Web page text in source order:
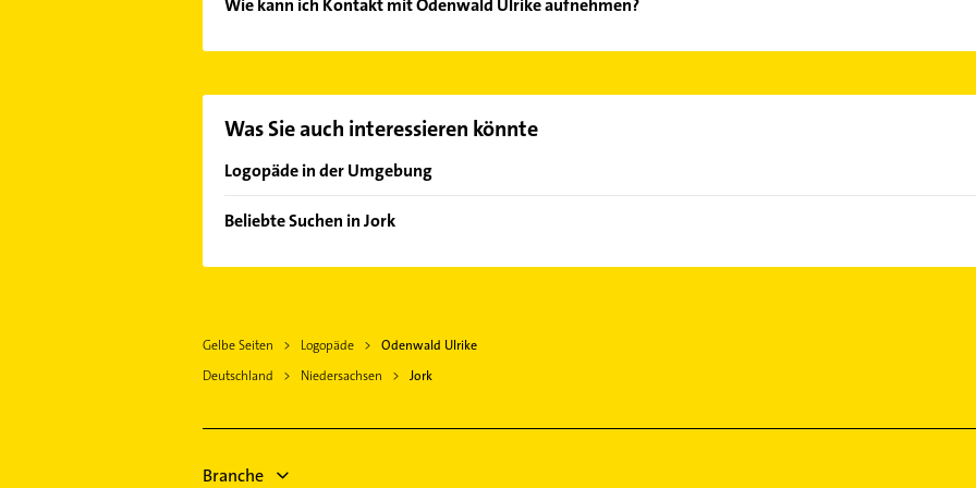
Wie kann ich Kontakt mit Odenwald Ulrike aufnehmen?
Was Sie auch interessieren könnte
Logopäde in der Umgebung
Buxtehude
Pinneberg
Seevetal
Beliebte Suchen in Jork
Steuerberater
Schreiner
Immobilien
Gelbe Seiten Logopäde
Odenwald Ulrike
Deutschland
Niedersachsen Jork
Branche